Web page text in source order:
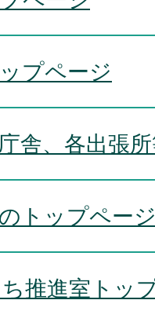
プページ
舎、各出張
トップペー
推進室トッ